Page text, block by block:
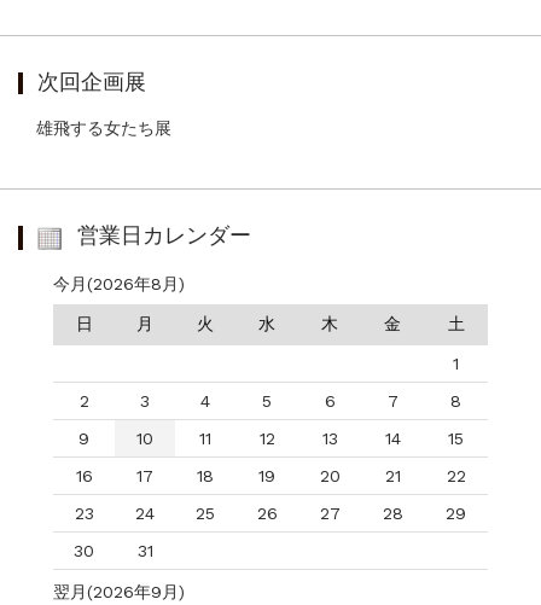
次回企画展
雄飛する女たち展
営業日カレンダー
今月(2026年8月)
日 月 火 水 木 金 土
1
2
3 4 5 6 7
8
9
10 11 12 13 14
15
16
17 18 19 20 21
22
23
24 25 26 27 28
29
30
31
翌月(2026年9月)